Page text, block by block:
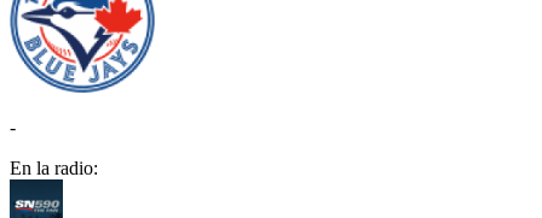
-
En la radio: